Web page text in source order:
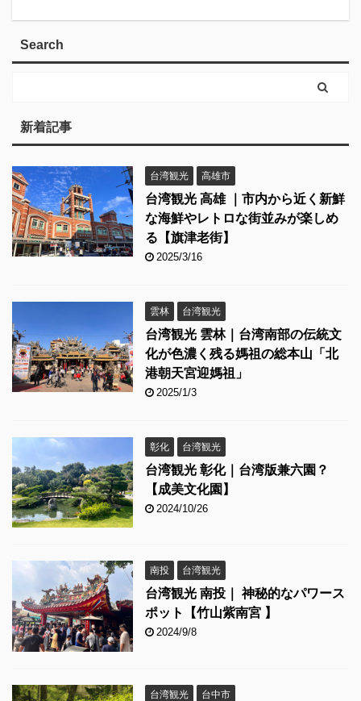
Search
新着記事
台湾観光 高雄市
台湾観光 高雄 ｜市内から近く新鮮
な海鮮やレトロな街並みが楽しめ
る【旗津老街】
2025/3/16
雲林 台湾観光
台湾観光 雲林｜台湾南部の伝統文
化が色濃く残る媽祖の総本山「北
港朝天宮迎媽祖」
2025/1/3
彰化 台湾観光
台湾観光 彰化｜台湾版兼六園？
【成美文化園】
2024/10/26
南投 台湾観光
台湾観光 南投｜ 神秘的なパワース
ポット【竹山紫南宮 】
2024/9/8
台湾観光 台中市